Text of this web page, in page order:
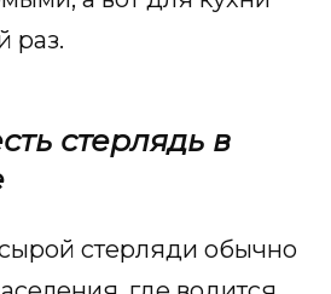
раз.
стерлядь в
стерляди обычно